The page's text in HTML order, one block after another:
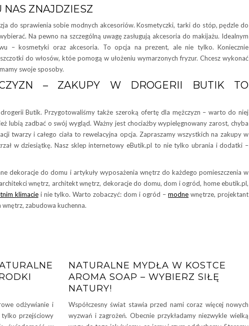
NAS ZNAJDZIESZ
do sprawienia sobie modnych akcesoriów. Kosmetyczki, tarki do stóp, pędzle do
Na pewno na szczególną uwagę zasługują akcesoria do makijażu. Idealnym
– kosmetyki oraz akcesoria. To opcja na prezent, ale nie tylko. Koniecznie
do włosów, któe pomogą w ułożeniu wymarzonych fryzur. Chcesz wykonać
swoje sposoby.
– ZAKUPY W DROGERII BUTIK TO
Butik. Przygotowaliśmy także szeroką ofertę dla mężczyzn – warto do niej
lubią zadbać o swój wygląd. Ważny jest chociażby wypielęgnowany zarost, chyba
twarzy i całego ciała to rewelacyjna opcja. Zapraszamy wszystkich na zakupy w
w dziesiątkę. Nasz sklep internetowy eButik.pl to nie tylko ubrania i dodatki –
dekoracje do domu i artykuły wyposażenia wnętrz do każdego pomieszczenia w
wnętrz, architekt wnętrz, dekoracje do domu, dom i ogród, home ebutik.pl,
klimaciei nie tylko. Warto zobaczyć: dom i ogród –modne wnętrze, projektant
zabudowa kuchenna.
odżywianie i
przejściowy
NATURALNE MYDŁA W KOSTCE
AROMA SOAP – WYBIERZ SIŁĘ
NATURY!
Współczesny świat stawia przed nami coraz więcej nowych
wyzwań i zagrożeń. Obecnie przykładamy niezwykle wielką